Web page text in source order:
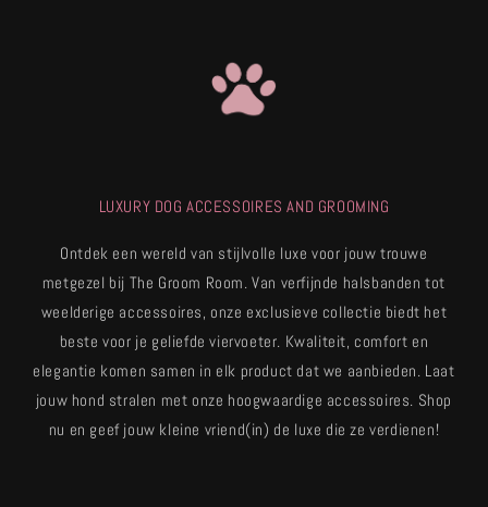
LUXURY DOG ACCESSOIRES AND GROOMING
Ontdek een wereld van stijlvolle luxe voor jouw trouwe
metgezel bij The Groom Room. Van verfijnde halsbanden tot
weelderige accessoires, onze exclusieve collectie biedt het
beste voor je geliefde viervoeter. Kwaliteit, comfort en
elegantie komen samen in elk product dat we aanbieden. Laat
jouw hond stralen met onze hoogwaardige accessoires. Shop
nu en geef jouw kleine vriend(in) de luxe die ze verdienen!